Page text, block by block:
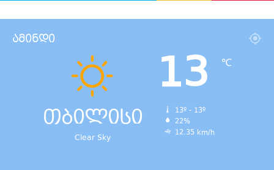
ამინდი
თბილისი
Clear Sky
13 ℃
13º - 13º
22%
12.35 km/h